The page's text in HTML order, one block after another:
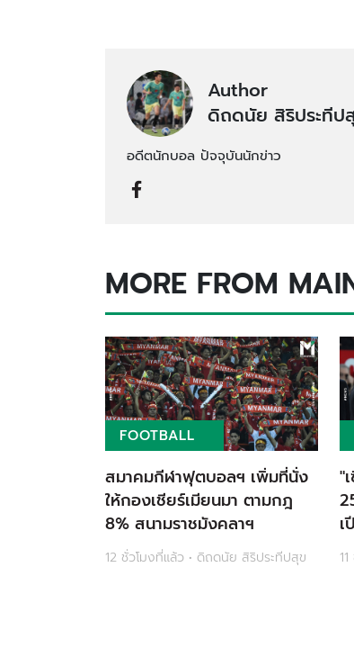
Author
ดิถดนัย สิริประทีป
อดีตนักบอล ปัจจุบันนักข่าว
MORE FROM
FOOTBALL
สมาคมกีฬาฟุตบอลฯ เพิ่มที่นั่ง
ให้กองเชียร์เมียนมา ตามกฎ
8% สนามราชมังคลาฯ
12 ชั่วโมงที่แล้ว • ดิถดนัย สิริประทีปสุข
"
เ